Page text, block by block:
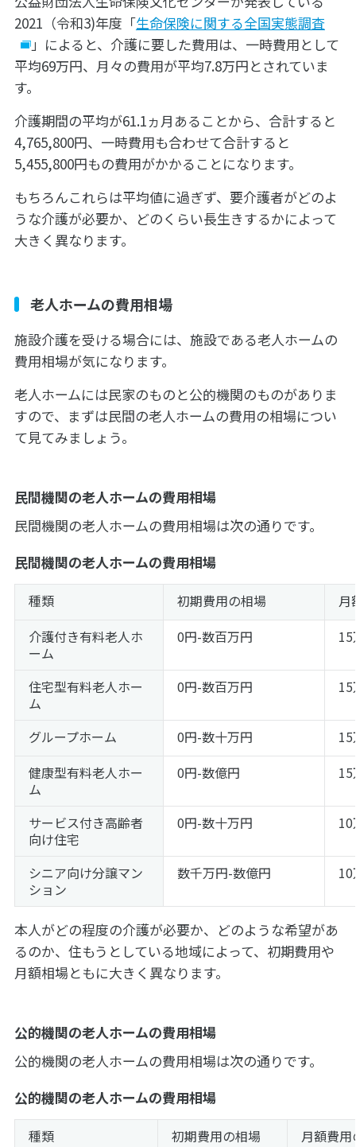
2021（令和3)年度「生命保険に関する全国実態調査
」によると、介護に要した費用は、一時費用として
平均69万円、月々の費用が平均7.8万円とされていま
す。
介護期間の平均が61.1ヵ月あることから、合計すると
4,765,800円、一時費用も合わせて合計すると
5,455,800円もの費用がかかることになります。
もちろんこれらは平均値に過ぎず、要介護者がどのよ
うな介護が必要か、どのくらい長生きするかによって
大きく異なります。
老人ホームの費用相場
施設介護を受ける場合には、施設である老人ホームの
費用相場が気になります。
老人ホームには民家のものと公的機関のものがありま
すので、まずは民間の老人ホームの費用の相場につい
て見てみましょう。
民間機関の老人ホームの費用相場
民間機関の老人ホームの費用相場は次の通りです。
民間機関の老人ホームの費用相場
種類 初期費用の相場
月
介護付き有料老人ホ
ーム
0円-数百万円
住宅型有料老人ホー
ム
0円-数百万円
グループホーム 0円-数十万円
健康型有料老人ホー
ム
0円-数億円
サービス付き高齢者
向け住宅
0円-数十万円
シニア向け分譲マン
ション
数千万円-数億円
本人がどの程度の介護が必要か、どのような希望があ
るのか、住もうとしている地域によって、初期費用や
月額相場ともに大きく異なります。
公的機関の老人ホームの費用相場
公的機関の老人ホームの費用相場は次の通りです。
公的機関の老人ホームの費用相場
種類 初期費用の相場
月額費